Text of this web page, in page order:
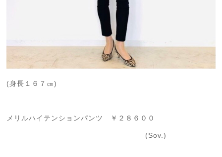
(身長１６７㎝)
メリルハイテンションパンツ ￥２８６００
(Sov.)